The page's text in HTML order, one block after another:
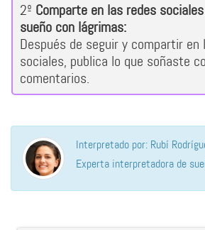
2º Comparte en las redes
sueño con lágrimas:
Después de seguir y compartir en
sociales, publica lo que soñaste
comentarios.
Interpretado por: Rubí
Experta interpretadora de